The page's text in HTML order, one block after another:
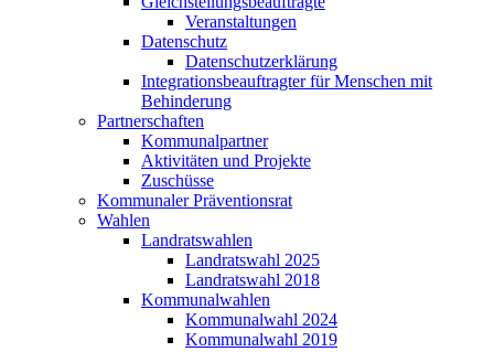
Veranstaltungen
Datenschutz
Datenschutzerklärung
Integrationsbeauftragter für Menschen mit
Behinderung
Partnerschaften
Kommunalpartner
Aktivitäten und Projekte
Zuschüsse
Kommunaler Präventionsrat
Wahlen
Landratswahlen
Landratswahl 2025
Landratswahl 2018
Kommunalwahlen
Kommunalwahl 2024
Kommunalwahl 2019